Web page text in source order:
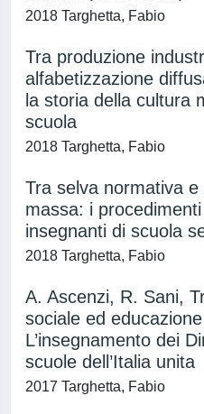
2018 Targhetta, Fabio
Tra produzione
alfabetizzazione
la storia della cultura
scuola
2018 Targhetta, Fabio
Tra selva normativa
massa: i
insegnanti di scuola
2018 Targhetta, Fabio
A. Ascenzi, R. Sani,
sociale ed
L’insegnamento dei
scuole dell’Italia unita
2017 Targhetta, Fabio